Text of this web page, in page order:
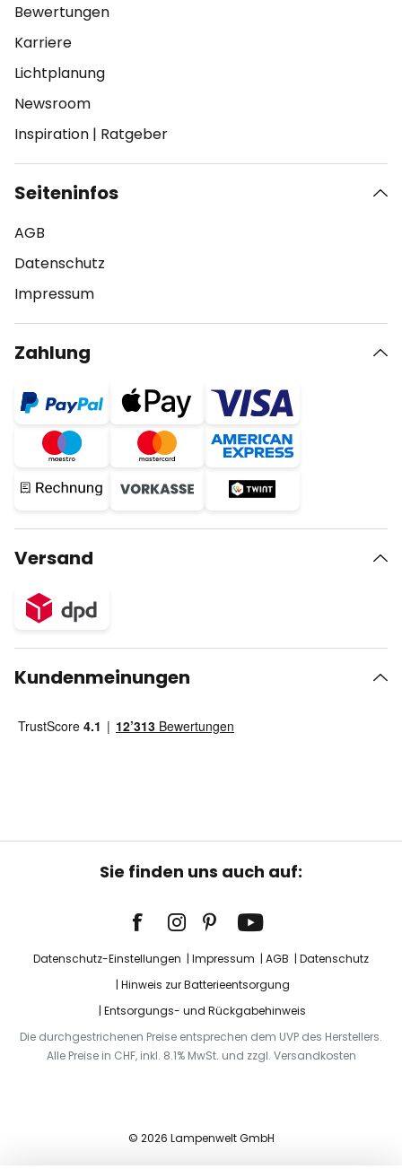
Bewertungen
Karriere
Lichtplanung
Newsroom
Inspiration | Ratgeber
Seiteninfos
AGB
Datenschutz
Impressum
Zahlung
Versand
Kundenmeinungen
Sie finden uns auch auf:
Datenschutz-Einstellungen Impressum AGB
Datenschutz
Hinweis zur Batterieentsorgung
Entsorgungs- und Rückgabehinweis
Die durchgestrichenen Preise entsprechen dem UVP des Herstellers.
Alle Preise in CHF, inkl. 8.1% MwSt. und zzgl. Versandkosten
© 2026 Lampenwelt GmbH